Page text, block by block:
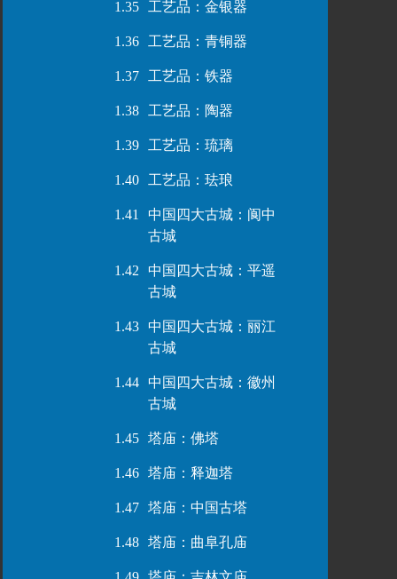
1.35 工艺品：金银器
1.36 工艺品：青铜器
1.37 工艺品：铁器
1.38 工艺品：陶器
1.39 工艺品：琉璃
1.40 工艺品：珐琅
1.41
中国四大古城：阆中
古城
1.42
中国四大古城：平遥
古城
1.43
中国四大古城：丽江
古城
1.44
中国四大古城：徽州
古城
1.45 塔庙：佛塔
1.46 塔庙：释迦塔
1.47 塔庙：中国古塔
1.48 塔庙：曲阜孔庙